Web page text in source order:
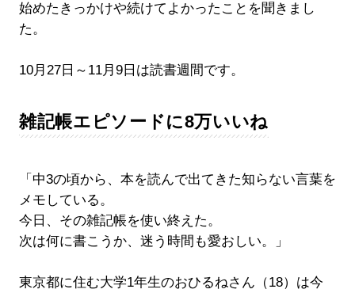
始めたきっかけや続けてよかったことを聞きまし
た。
10月27日～11月9日は読書週間です。
雑記帳エピソードに8万いいね
「中3の頃から、本を読んで出てきた知らない言葉を
メモしている。
今日、その雑記帳を使い終えた。
次は何に書こうか、迷う時間も愛おしい。」
東京都に住む大学1年生のおひるねさん（18）は今